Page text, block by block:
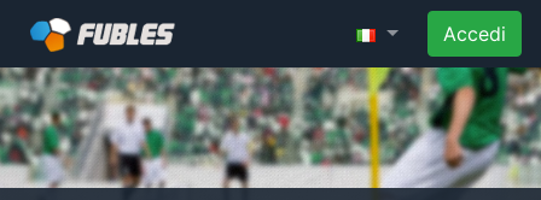
Accedi